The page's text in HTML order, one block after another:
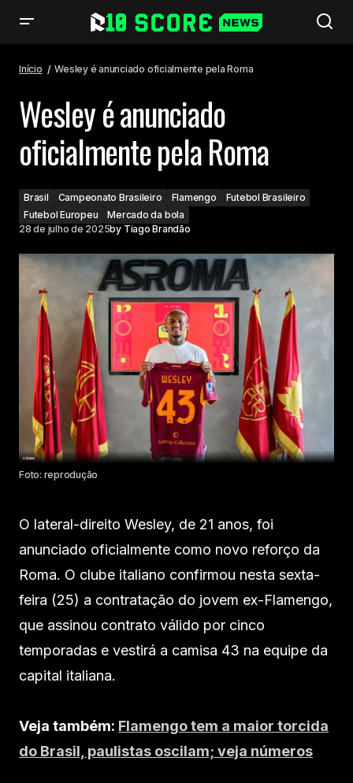
Início Wesley é anunciado oficialmente pela Roma
Wesley é anunciado
oficialmente pela Roma
Brasil Campeonato Brasileiro Flamengo
Futebol Brasileiro
Futebol Europeu
Mercado da bola
28 de julho de 2025by Tiago Brandão
Foto: reprodução
O lateral-direito Wesley, de 21 anos, foi
anunciado oficialmente como novo reforço da
Roma. O clube italiano confirmou nesta sexta-
feira (25) a contratação do jovem ex-Flamengo,
que assinou contrato válido por cinco
temporadas e vestirá a camisa 43 na equipe da
capital italiana.
Veja também: Flamengo tem a maior torcida
do Brasil, paulistas oscilam; veja números